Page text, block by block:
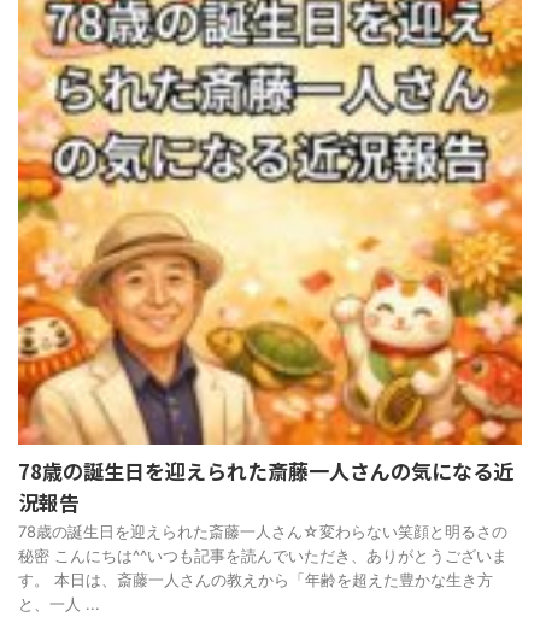
78歳の誕生日を迎えられた斎藤一人さんの気になる近
況報告
78歳の誕生日を迎えられた斎藤一人さん☆変わらない笑顔と明るさの
秘密 こんにちは^^いつも記事を読んでいただき、ありがとうございま
す。 本日は、斎藤一人さんの教えから「年齢を超えた豊かな生き方
と、一人 ...